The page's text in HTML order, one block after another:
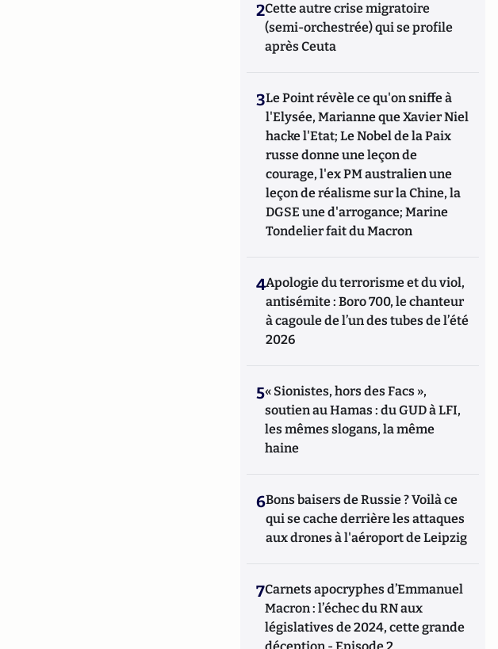
2Cette autre crise migratoire
(semi-orchestrée) qui se profile
après Ceuta
3Le Point révèle ce qu'on sniffe à
l'Elysée, Marianne que Xavier Niel
hacke l'Etat; Le Nobel de la Paix
russe donne une leçon de
courage, l'ex PM australien une
leçon de réalisme sur la Chine, la
DGSE une d'arrogance; Marine
Tondelier fait du Macron
4Apologie du terrorisme et du viol,
antisémite : Boro 700, le chanteur
à cagoule de l’un des tubes de l’été
2026
5« Sionistes, hors des Facs »,
soutien au Hamas : du GUD à LFI,
les mêmes slogans, la même
haine
6Bons baisers de Russie ? Voilà ce
qui se cache derrière les attaques
aux drones à l'aéroport de Leipzig
7Carnets apocryphes d’Emmanuel
Macron : l’échec du RN aux
législatives de 2024, cette grande